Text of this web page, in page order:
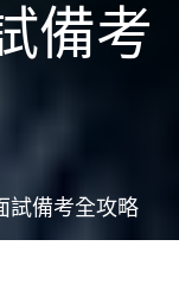
備考
試備考全攻略